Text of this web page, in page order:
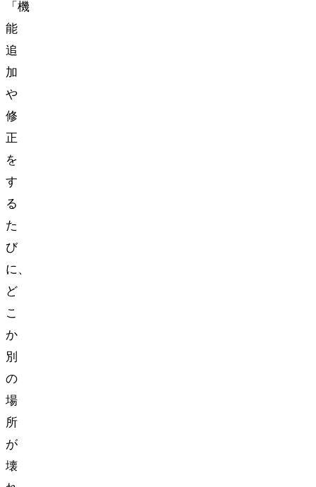
「機
能
追
加
や
修
正
を
す
る
た
び
に、
ど
こ
か
別
の
場
所
が
壊